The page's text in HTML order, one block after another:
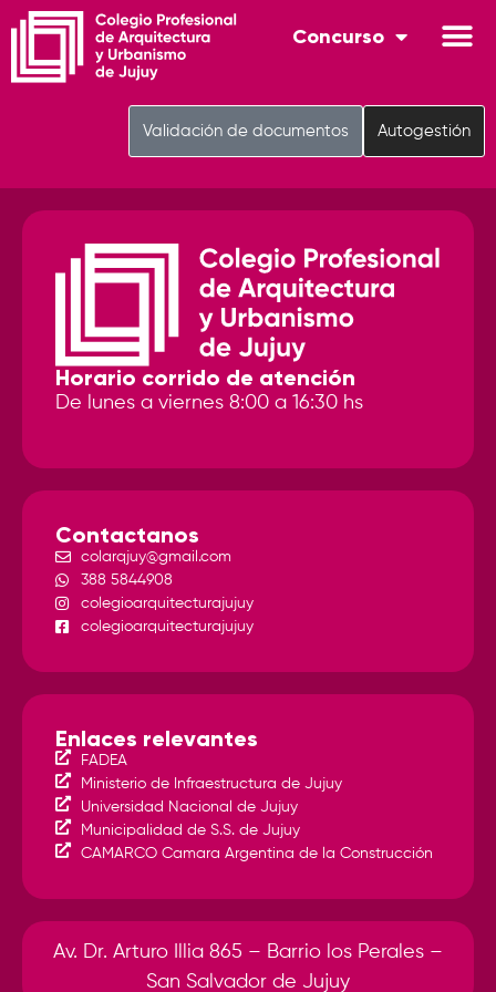
Autogestión
Validación de documentos
Concurso
Horario corrido de atención
De lunes a viernes 8:00 a 16:30 hs
Contactanos
colarqjuy@gmail.com
388 5844908
colegioarquitecturajujuy
colegioarquitecturajujuy
Enlaces relevantes
FADEA
Ministerio de Infraestructura de Jujuy
Universidad Nacional de Jujuy
Municipalidad de S.S. de Jujuy
CAMARCO Camara Argentina de la Construcción
Av. Dr. Arturo Illia 865 – Barrio los Perales –
San Salvador de Jujuy